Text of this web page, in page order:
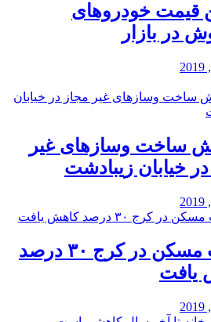
قیمت خودرو‌های
در بازار
ساخت وسازهای غیر
خیابان زیبادشت
️قیمت مسکن در کرج ۳۰ درصد
یافت